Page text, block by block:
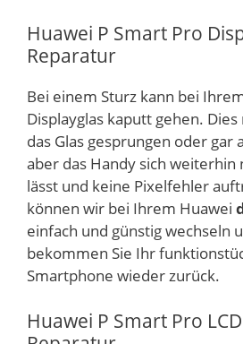
Huawei P Smart Pro
Reparatur
Bei einem Sturz kann bei
Displayglas kaputt gehen.
das Glas gesprungen oder gar
aber das Handy sich
lässt und keine Pixelfehler
können wir bei Ihrem Huawei
einfach und günstig wechseln
bekommen Sie Ihr
Smartphone wieder zurück.
Huawei P Smart Pro